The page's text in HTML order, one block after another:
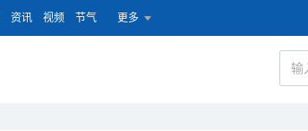
资讯 视频 节气 更多